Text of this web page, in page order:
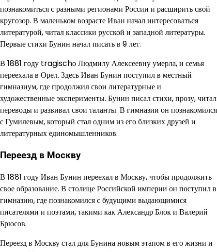
познакомиться с разными регионами России и расширить свой
кругозор. В маленьком возрасте Иван начал интересоваться
литературой, читал классики русской и западной литературы.
Первые стихи Бунин начал писать в 9 лет.
В 1881 году tragischо Людмилу Алексеевну умерла, и семья
переехала в Орел. Здесь Иван Бунин поступил в местный
гимназиум, где продолжил свои литературные и
художественные эксперименты. Бунин писал стихи, прозу, читал
переводы и развивал свои таланты. В гимназии он познакомился
с Гумилевым, который стал одним из его близких друзей и
литературных единомышленников.
Переезд в Москву
В 1881 году Иван Бунин переехал в Москву, чтобы продолжить
свое образование. В столице Российской империи он поступил в
гимназию, где познакомился с будущими выдающимися
писателями и поэтами, такими как Александр Блок и Валерий
Брюсов.
Переезд в Москву стал для Бунина новым этапом в его жизни и